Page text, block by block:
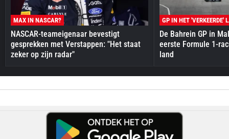
MAX IN NASCAR?
NASCAR-teameigenaar bevestigt
gesprekken met Verstappen: "Het staat
zeker op zijn radar"
GP IN HET 'VERKEERDE'
De Bahrein GP in
eerste Formule 1-
land